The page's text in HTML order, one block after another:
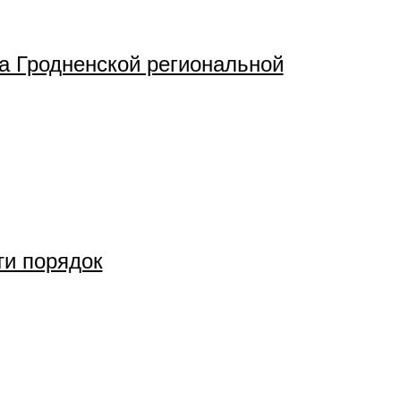
региональной
порядок